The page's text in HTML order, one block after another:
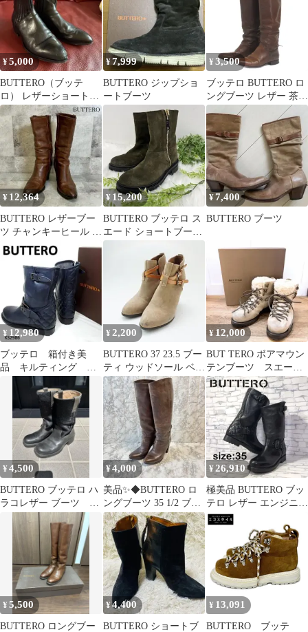
¥5,000
BUTTERO（ブッテ
ロ） レザーショートブ
ーツ ブラック 36½
¥7,999
BUTTERO ジップショ
ートブーツ
¥ 3,500
ブッテロ BUTTERO ロ
ングブーツ レザー 茶
ブラウン 36 23cm 靴
■TC
¥ 12,364
BUTTERO レザーブー
ツ チャンキーヒール イ
タリア製 37 RG525
¥ 15,200
BUTTERO ブッテロ ス
エード ショートブーツ
¥7,400
BUTTERO ブーツ
¥ 12,980
ブッテロ 箱付き美
品 キルティング エ
ンジニアブーツ ネイ
ビー レザー EU36
¥ 2,200
BUTTERO 37 23.5 ブー
ティ ウッドソール ベー
ジュ/XC8
¥12,000
BUT TERO ボアマウン
テンブーツ スエー
ド ベージュ
¥4,500
BUTTERO ブッテロ ハ
ラコレザー ブーツ 36
¥4,000
美品✨◆BUTTERO ロ
ングブーツ 35 1/2 ブラ
ウン◆
¥26,910
極美品 BUTTERO ブッ
テロ レザー エンジニア
ブーツ キルティング 黒
¥5,500
BUTTERO ロングブー
¥4,400
BUTTERO ショートブ
¥ 13,091
BUTTERO ブッテ